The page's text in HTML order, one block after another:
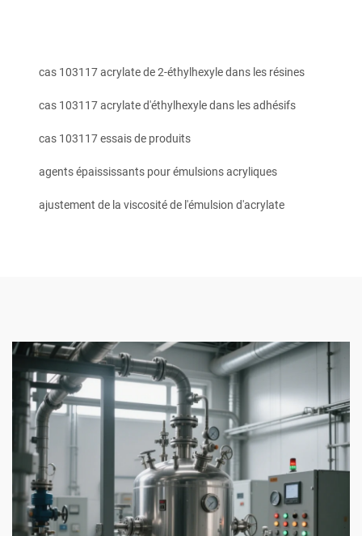
cas 103117 acrylate de 2-éthylhexyle dans les résines
cas 103117 acrylate d'éthylhexyle dans les adhésifs
cas 103117 essais de produits
agents épaississants pour émulsions acryliques
ajustement de la viscosité de l'émulsion d'acrylate